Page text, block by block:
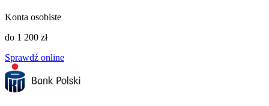
Konta osobiste
do 1 200 zł
Sprawdź online